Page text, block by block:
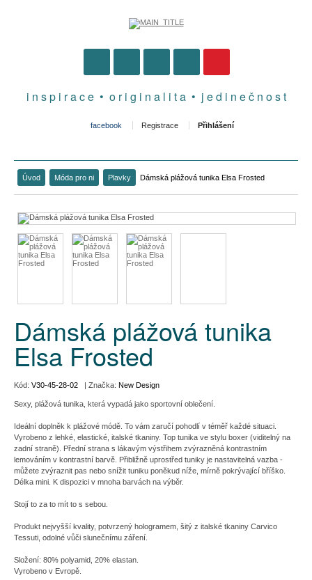
i n s p i r a c e • o r i g i n a l i t a • j e d i n e č n o s t
facebook Registrace Přihlášení
Úvod Móda pro ni Plavky Dámská plážová tunika Elsa Frosted
Dámská plážová tunika
Elsa Frosted
Kód: V30-45-28-02 | Značka: New Design
Sexy, plážová tunika, která vypadá jako sportovní oblečení.
Ideální doplněk k plážové módě. To vám zaručí pohodlí v téměř každé situaci.
Vyrobeno z lehké, elastické, italské tkaniny. Top tunika ve stylu boxer (viditelný na
zadní straně). Přední strana s lákavým výstřihem zvýrazněná kontrastním
lemováním v kontrastní barvě. Přibližně uprostřed tuniky je nastavitelná vazba -
můžete zvýraznit pas nebo snížit tuniku poněkud níže, mírně pokrývající bříško.
Délka mini. K dispozici v mnoha barvách na výběr.
Stojí to za to mít to s sebou.
Produkt nejvyšší kvality, potvrzený hologramem, šitý z italské tkaniny Carvico
Tessuti, odolné vůči slunečnímu záření.
Složení: 80% polyamid, 20% elastan.
Vyrobeno v Evropě.